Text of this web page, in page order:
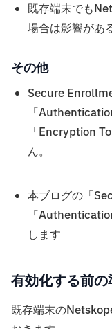
既存端末でも
場合は影響があ
その他
Secure
「
「Encryption
ん。
本ブログの「
「
します
有効化する前の
既存端末の